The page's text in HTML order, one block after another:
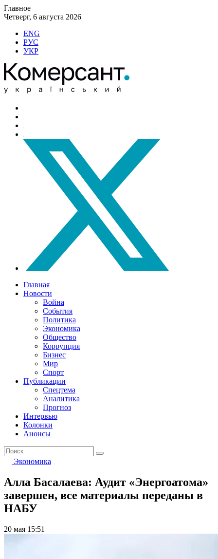
Главное
Четверг, 6 августа 2026
ENG
РУС
УКР
Главная
Новости
Война
События
Политика
Экономика
Общество
Коррупция
Бизнес
Мир
Спорт
Публикации
Спецтема
Аналитика
Прогноз
Интервью
Колонки
Анонсы
Экономика
Алла Басалаева: Аудит «Энергоатома»
завершен, все материалы переданы в
НАБУ
20 мая 15:51